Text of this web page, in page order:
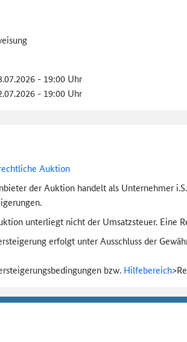
- 19:00 Uhr
- 19:00 Uhr
Auktion
der Auktion handelt als Unternehmer
unterliegt nicht der Umsatzsteuer. Eine
erfolgt unter Ausschluss der
bzw. Hilfebereich>